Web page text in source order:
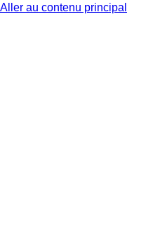
Aller au contenu principal